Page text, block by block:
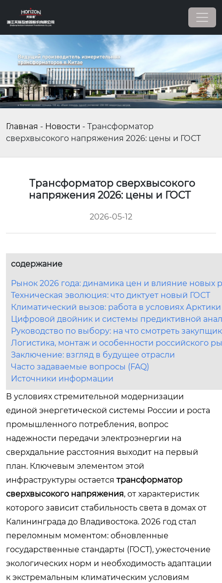
Главная - Новости - Трансформатор
сверхвысокого напряжения 2026: цены и ГОСТ
Трансформатор сверхвысокого
напряжения 2026: цены и ГОСТ
2026-05-12
содержание
Рынок 2026 года: динамика цен и влияние новых
Техническая эволюция: что диктует новый ГОСТ
Климатический вызов: работа в условиях
Цифровой двойник и системы предиктивной
Руководство по выбору: на что смотреть
Логистика, монтаж и особенности российского
Заключение: взгляд в будущее отрасли
Часто задаваемые вопросы (FAQ)
Источники информации
В условиях стремительной модернизации
единой энергетической системы России и роста
промышленного потребления, вопрос
надежности передачи электроэнергии на
сверхдальние расстояния выходит на первый
план. Ключевым элементом этой
инфраструктуры остается трансформатор
сверхвысокого напряжения, от характеристик
которого зависит стабильность света в домах от
Калининграда до Владивостока. 2026 год стал
переломным моментом: обновленные
государственные стандарты (ГОСТ), ужесточение
экологических норм и необходимость адаптации
к экстремальным климатическим условиям